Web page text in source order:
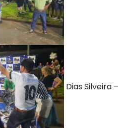
Dias Silveira –